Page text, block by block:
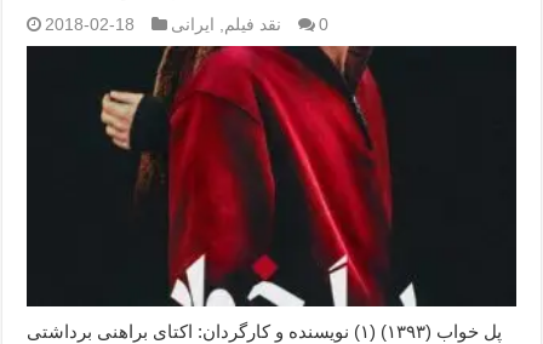
2018-02-18 نقد فیلم ایرانی 0
پل خواب (۱۳۹۳) (۱) نویسنده و کارگردان: اکتای براهنی برداشتی